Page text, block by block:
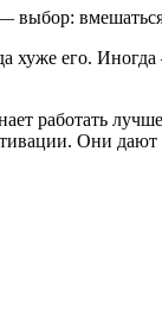
выбор:
хуже его.
работать
Они дают